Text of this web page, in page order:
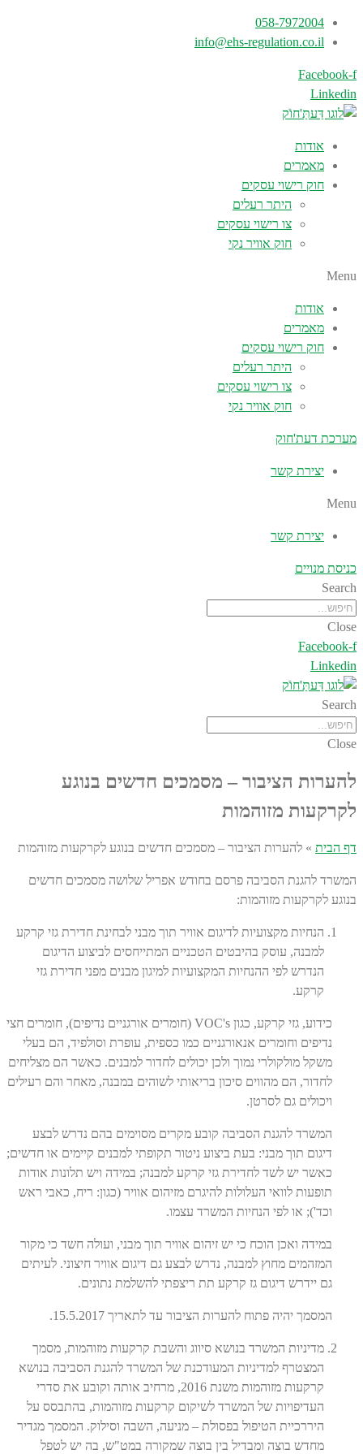
058-7972004
info@ehs-regulation.co.il
Facebook-f
Linkedin
אודות
מאמרים
חוק רישוי עסקים
היתר רעלים
צו רישוי עסקים
חוק אוויר נקי
Menu
אודות
מאמרים
חוק רישוי עסקים
היתר רעלים
צו רישוי עסקים
חוק אוויר נקי
מערכת דעת'חוק
יצירת קשר
Menu
יצירת קשר
כניסת מנויים
Search
Close
Facebook-f
Linkedin
Search
Close
להערות הציבור – מסמכים חדשים בנוגע
לקרקעות מזוהמות
דף הבית » להערות הציבור – מסמכים חדשים בנוגע לקרקעות מזוהמות
המשרד להגנת הסביבה פרסם בחודש אפריל שלושה מסמכים חדשים
בנוגע לקרקעות מזוהמות:
הנחיות מקצועיות לדיגום אוויר תוך מבני לבחינת חדירת גזי קרקע
למבנה, עוסק בהיבטים הטכניים המתייחסים לביצוע הדיגום
הנדרש לפי ההנחיות המקצועיות למיגון מבנים מפני חדירת גזי
קרקע.
כידוע, גזי קרקע, כגון VOC's (חומרים אורגניים נדיפים), חומרים חצי
נדיפים וחומרים אנאורגניים כמו כספית, עופרת וסולפיד, הם בעלי
משקל מולקולרי נמוך ולכן יכולים לחדור למבנים. כאשר הם מצליחים
לחדור, הם מהווים סיכון בריאותי לשוהים במבנה, מאחר והם רעילים
ויכולים גם לסרטן.
המשרד להגנת הסביבה קובע מקרים מסוימים בהם נדרש לבצע
דיגום תוך מבני: בעת ביצוע ניטור תקופתי למבנים קיימים או חדשים;
כאשר יש לשד לחדירת גזי קרקע למבנה; במידה ויש תלונות אודות
תופעות לוואי העלולות להיגרם מזיהום אוויר (כגון: ריח, כאבי ראש
וכד'); או לפי הנחיות המשרד עצמו.
במידה ואכן הוכח כי יש זיהום אוויר תוך מבני, ועולה חשד כי מקור
המזהמים מחוץ למבנה, נדרש לבצע גם דיגום אוויר חיצוני. לעיתים
גם יידרש דיגום גז קרקע תת ריצפתי להשלמת נתונים.
המסמך יהיה פתוח להערות הציבור עד לתאריך 15.5.2017.
מדיניות המשרד בנושא סיווג והשבת קרקעות מזוהמות, מסמך
המצטרף למדיניות המעודכנת של המשרד להגנת הסביבה בנושא
קרקעות מזוהמות משנת 2016, מרחיב אותה וקובע את סדרי
העדיפויות של המשרד לשיקום קרקעות מזוהמות, בהתבסס על
היררכיית הטיפול בפסולת – מניעה, השבה וסילוק. המסמך מגדיר
מחדש בוצה ומבדיל בין בוצה שמקורה במט"ש, בה יש לטפל